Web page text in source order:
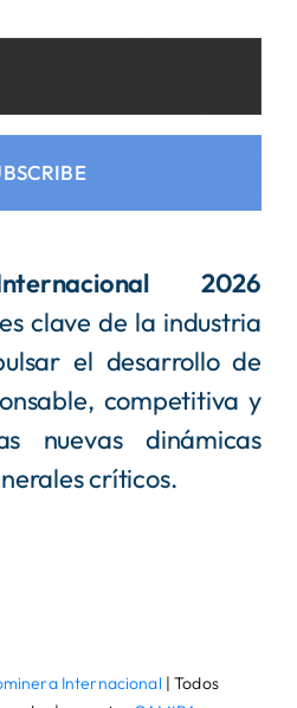
2026
clave de la industria
el desarrollo de
competitiva y
nuevas dinámicas
críticos.
Internacional | Todos